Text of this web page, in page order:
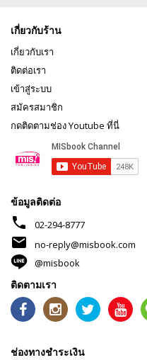
เกี่ยวกับร้าน
เกี่ยวกับเรา
ติดต่อเรา
เข้าสู่ระบบ
สมัครสมาชิก
กดติดตามช่อง Youtube ที่นี่
ข้อมูลติดต่อ
phone 02-294-8777
mail
no-reply@misbook.com
@misbook
ติดตามเรา
ช่องทางชำระเงิน